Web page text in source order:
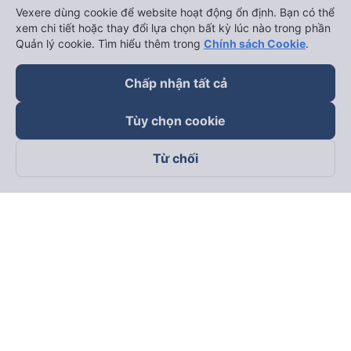
Theo dõi chúng tôi trên
Vexere dùng cookie để website hoạt động ổn định. Bạn có thể
xem chi tiết hoặc thay đổi lựa chọn bất kỳ lúc nào trong phần
Quản lý cookie. Tìm hiểu thêm trong Chính sách Cookie.
Chấp nhận tất cả
Tùy chọn cookie
Từ chối